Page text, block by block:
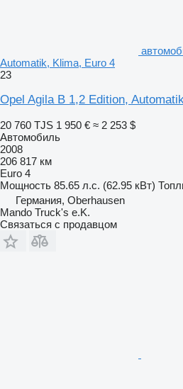
Automatik, Klima, Euro 4
23
Opel Agila B 1,2 Edition,
20 760 TJS 1 950 € ≈ 2 253 $
Автомобиль
2008
206 817 км
Euro 4
Мощность 85.65 л.с. (62.95 кВт)
Германия, Oberhausen
Mando Truck's e.K.
Связаться с продавцом